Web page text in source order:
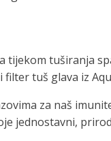
tijekom tuširanja
tuš glava iz
za naš
jednostavni,